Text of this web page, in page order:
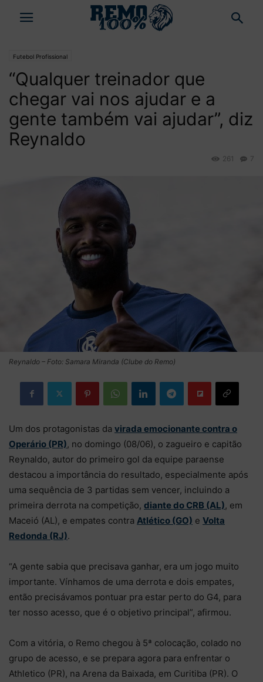
Futebol Profissional
“Qualquer treinador que
chegar vai nos ajudar e a
gente também vai ajudar”, diz
Reynaldo
7
261
Reynaldo – Foto: Samara Miranda (Clube do Remo)
Um dos protagonistas da virada emocionante contra o
Operário (PR), no domingo (08/06), o zagueiro e capitão
Reynaldo, autor do primeiro gol da equipe paraense
destacou a importância do resultado, especialmente após
uma sequência de 3 partidas sem vencer, incluindo a
primeira derrota na competição, diante do CRB (AL), em
Maceió (AL), e empates contra Atlético (GO) e Volta
Redonda (RJ).
“A gente sabia que precisava ganhar, era um jogo muito
importante. Vínhamos de uma derrota e dois empates,
então precisávamos pontuar pra estar perto do G4, para
ter nosso acesso, que é o objetivo principal”, afirmou.
Com a vitória, o Remo chegou à 5ª colocação, colado no
grupo de acesso, e se prepara agora para enfrentar o
Athletico (PR), na Arena da Baixada, em Curitiba (PR). O